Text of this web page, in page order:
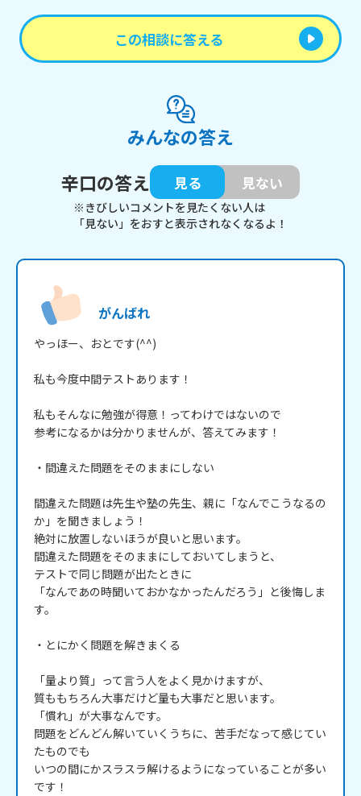
この相談に答える
みんなの答え
辛口の答え
見る 見ない
※きびしいコメントを見たくない人は
「見ない」をおすと表示されなくなるよ！
がんばれ
やっほー、おとです(^^)
私も今度中間テストあります！
私もそんなに勉強が得意！ってわけではないので
参考になるかは分かりませんが、答えてみます！
・間違えた問題をそのままにしない
間違えた問題は先生や塾の先生、親に「なんでこうなるの
か」を聞きましょう！
絶対に放置しないほうが良いと思います。
間違えた問題をそのままにしておいてしまうと、
テストで同じ問題が出たときに
「なんであの時聞いておかなかったんだろう」と後悔しま
す。
・とにかく問題を解きまくる
「量より質」って言う人をよく見かけますが、
質ももちろん大事だけど量も大事だと思います。
「慣れ」が大事なんです。
問題をどんどん解いていくうちに、苦手だなって感じてい
たものでも
いつの間にかスラスラ解けるようになっていることが多い
です！